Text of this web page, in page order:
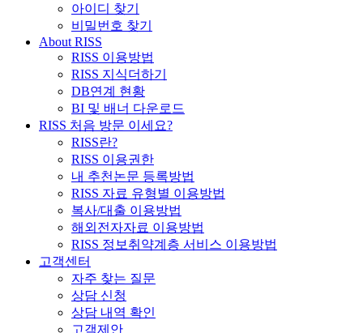
아이디 찾기
비밀번호 찾기
About RISS
RISS 이용방법
RISS 지식더하기
DB연계 현황
BI 및 배너 다운로드
RISS 처음 방문 이세요?
RISS란?
RISS 이용권한
내 추천논문 등록방법
RISS 자료 유형별 이용방법
복사/대출 이용방법
해외전자자료 이용방법
RISS 정보취약계층 서비스 이용방법
고객센터
자주 찾는 질문
상담 신청
상담 내역 확인
고객제안